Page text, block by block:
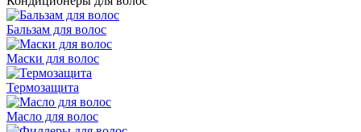
Бальзам для волос
Маски для волос
Термозащита
Масло для волос